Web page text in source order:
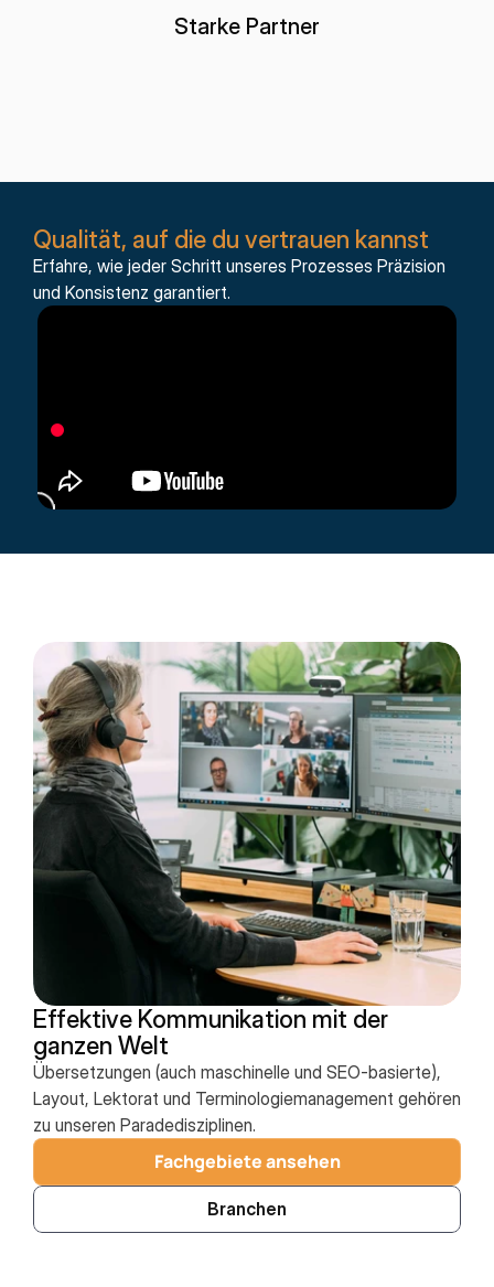
Starke Partner
Qualität, auf die du vertrauen kannst
Erfahre, wie jeder Schritt unseres Prozesses Präzision
und Konsistenz garantiert.
Effektive Kommunikation mit der
ganzen Welt
Übersetzungen (auch maschinelle und SEO-basierte),
Layout, Lektorat und Terminologiemanagement gehören
zu unseren Paradedisziplinen.
Fachgebiete ansehen
Branchen